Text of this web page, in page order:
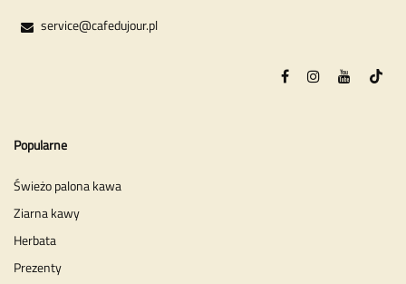
service@cafedujour.pl
Popularne
Świeżo palona kawa
Ziarna kawy
Herbata
Prezenty